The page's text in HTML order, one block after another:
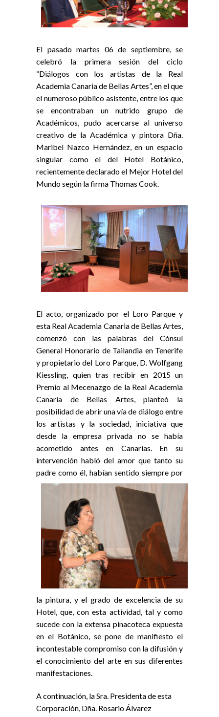
El pasado martes 06 de septiembre, se
celebró la primera sesión del ciclo
“Diálogos con los artistas de la Real
Academia Canaria de Bellas Artes”, en el que
el numeroso público asistente, entre los que
se encontraban un nutrido grupo de
Académicos, pudo acercarse al universo
creativo de la Académica y pintora Dña.
Maribel Nazco Hernández, en un espacio
singular como el del Hotel Botánico,
recientemente declarado el Mejor Hotel del
Mundo según la firma Thomas Cook.
El acto, organizado por el Loro Parque y
esta Real Academia Canaria de Bellas Artes,
comenzó con las palabras del Cónsul
General Honorario de Tailandia en Tenerife
y propietario del Loro Parque, D. Wolfgang
Kiessling, quien tras recibir en 2015 un
Premio al Mecenazgo de la Real Academia
Canaria de Bellas Artes, planteó la
posibilidad de abrir una vía de diálogo entre
los artistas y la sociedad, iniciativa que
desde la empresa privada no se había
acometido antes en Canarias. En su
intervención habló del amor que tanto su
padre como él, habían sentido siempre por
la pintura, y el grado de excelencia de su
Hotel, que, con esta actividad, tal y como
sucede con la extensa pinacoteca expuesta
en el Botánico, se pone de manifiesto el
incontestable compromiso con la difusión y
el conocimiento del arte en sus diferentes
manifestaciones.
A continuación, la Sra. Presidenta de esta
Corporación, Dña. Rosario Álvarez